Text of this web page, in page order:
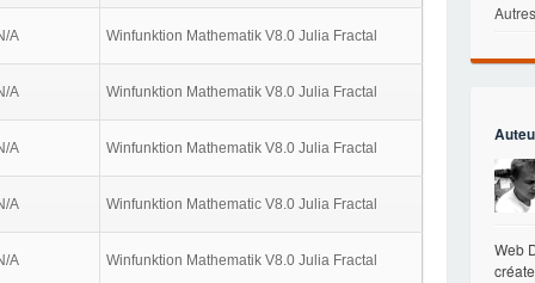
A Winfunktion Mathematik V8.0 Julia Fractal
A Winfunktion Mathematik V8.0 Julia Fractal
A Winfunktion Mathematik V8.0 Julia Fractal
A Winfunktion Mathematic V8.0 Julia Fractal
A Winfunktion Mathematik V8.0 Julia Fractal
Web